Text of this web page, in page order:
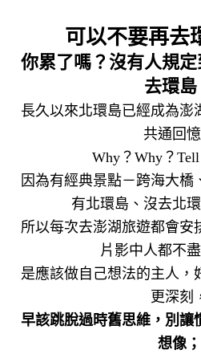
可以不要再去
你累了嗎？沒有人規
去環島
長久以來北環島已經成為澎
共通回憶
Why？ Why？
因為有經典景點－跨海大橋
有北環島、沒去北
所以每次去澎湖旅遊都會安
片影中人都不
是應該做自己想法的主人，
更深刻
早該跳脫過時舊思維，別讓
想像；